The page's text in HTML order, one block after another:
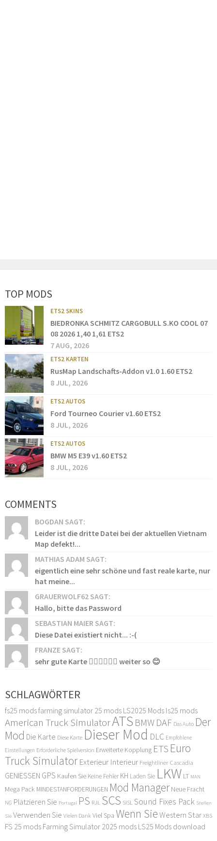
TOP MODS
ETS2 SKINS
BIEDRONKA SCHMITZ CARGOBULL S.KO COOL 07
08 2026 1,40 1,61 ETS2
7 AUG, 2026
ETS2 KARTEN
RusMap Landschafts-Addon v1.0 1.60 ETS2
8 JUL, 2026
ETS2 AUTOS
Ford Tourneo Courier v1.60 ETS2
8 JUL, 2026
ETS2 AUTOS
BMW M5 E39 v1.60 ETS2
8 JUL, 2026
COMMENTS
BOGDAN SAGT:
Leider ist die dritte Datei bei der aktuellen Vietnam
Map defekt!...
MATHIAS ADAM SAGT:
eigentlich eine sehr schöne und fast reale karte, nur
hat meine...
GRAUERWOLF62 SAGT:
Hallo, bitte das Password
SEBASTIAN MAIER SAGT:
Diese Datei existiert nicht... :-(
FRANZE SAGT:
sehr gute Karte 👍🏻👍🏻👍🏻 weiter so 😊
SCHLAGWÖRTER
fs25 modsfarming simulator 25 mods LS2025 Mods ls25 mods
American Truck SimulatorATS BMW DAF Das Auto Der
Mod Die Karte Diese Karte Dieser Mod DLC Empfohlene
Einstellungen Erforderliche Spielversion Erweiterte Kopplung ETS Euro
Truck Simulator Exterieur Interieur Freightliner Cascadia
GENIESSEN GPS Kaufen Sie Keine Fehler KH Laden Sie LKW LT MAN
Mega Pack MINDESTANFORDERUNGEN Mod Manager Neue Fracht
NG Platzieren Sie Portugal PS RJL SCS SISL Sound Fixes Pack Stellen
Sie Verwenden Sie Vielen Dank Viel Spa Wenn Sie Western Star XBS
FS 25 mods Farming Simulator 2025 mods LS25 Mods download